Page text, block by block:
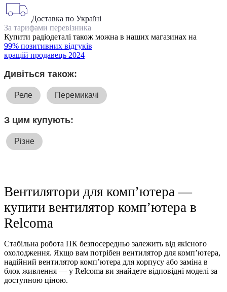
Доставка по Україні
За тарифами перевізника
Купити радіодеталі також можна в наших магазинах на
99% позитивних відгуків
кращій продавець 2024
Дивіться також:
Реле Перемикачі
З цим купують:
Різне
Вентилятори для комп’ютера —
купити вентилятор комп’ютера в
Relcoma
Стабільна робота ПК безпосередньо залежить від якісного
охолодження. Якщо вам потрібен вентилятор для комп’ютера,
надійний вентилятор комп’ютера для корпусу або заміна в
блок живлення — у Relcoma ви знайдете відповідні моделі за
доступною ціною.